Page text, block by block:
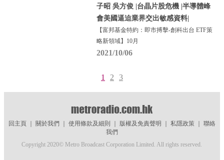
子昭 吳方俊 |台晶片股危機 |半導體峰
會美國逼迫業界交出敏感資料|
【富邦基金特約：即市搏擊-創科出台 ETF策
略新領域】10月
2021/10/06
1 2 3
回主頁｜ 關於我們 使用條款及細則 版權及免責聲明 私隱政策｜ 聯絡
我們
Copyright 2020© Metro Broadcast Corporation Limited. All rights reserved.